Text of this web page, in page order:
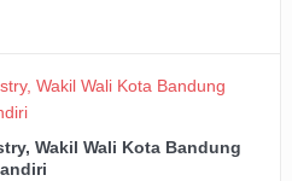
Wakil Wali Kota Bandung